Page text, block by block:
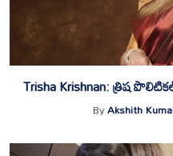
Trisha Krishnan: త్రిష
ByAkshith